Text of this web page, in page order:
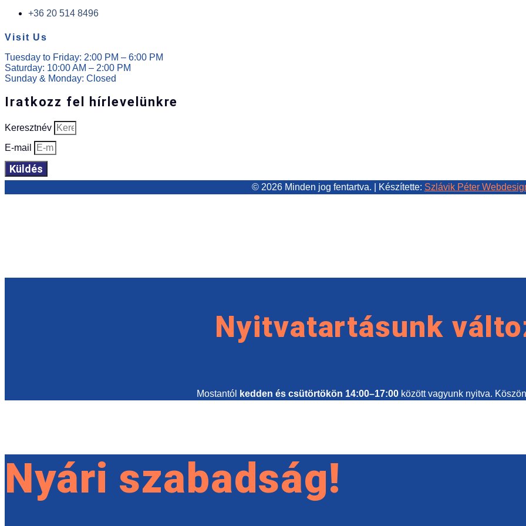
+36 20 514 8496
Visit Us
Tuesday to Friday: 2:00 PM – 6:00 PM
Saturday: 10:00 AM – 2:00 PM
Sunday & Monday: Closed
Iratkozz fel hírlevelünkre
Keresztnév
E-mail
Küldés
© 2026 Minden jog fentartva. | Készítette: Szlávik Péter
Nyitvatartásunk
Mostantól kedden és csütörtökön 14:00–17:00 között vagyunk nyitva.
Nyári szabadság!